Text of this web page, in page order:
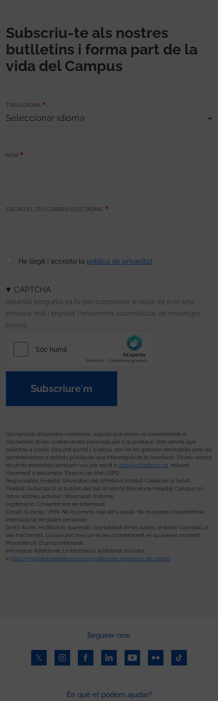
Subscriu-te als nostres
butlletins i forma part de la
vida del Campus
TRIA L’IDIOMA
NOM
ESCRIU EL TEU CORREU ELECTRÒNIC
He llegit i accepto la política de privacitat
CAPTCHA
Aquesta pregunta es fa per comprovar si vostè és o no una
persona real i impedir l'enviament automatitzat de missatges
brossa.
Subscriure'm
L’acceptació d’aquestes condicions, suposa que doneu el consentiment al
tractament de les vostres dades personals per a la prestació dels serveis que
sol·liciteu a través d’aquest portal i, si escau, per fer les gestions necessàries amb les
administracions o entitats públiques que intervinguin en la tramitació. Podeu exercir
els drets esmentats adreçant-vos per escrit a web@vallhebron.cat, indicant
clarament a l’assumpte “Exercici de dret LOPD”.
Responsable: Hospital Universitari Vall d’Hebron (Institut Català de la Salut).
Finalitat: Subscripció al butlletí del Vall d’Hebron Barcelona Hospital Campus on
rebrà notícies, activitat i informació d’interès.
Legitimació: Consentiment de l’interessat.
Cessió: Si escau, VHIR. No es preveu cap altra cessió. No es preveu transferència
internacional de dades personals.
Drets: Accés, rectificació, supressió i portabilitat de les dades, limitació i oposició al
seu tractament. L’usuari pot revocar el seu consentiment en qualsevol moment.
Procedència: El propi interessat.
Informació Addicional: La informació addicional es troba
a https://hospital.vallhebron.com/politica-de-proteccio-de-dades
Segueix-nos:
En què et podem ajudar?